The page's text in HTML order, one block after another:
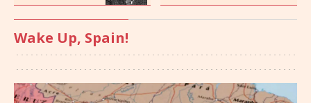
Wake Up, Spain!